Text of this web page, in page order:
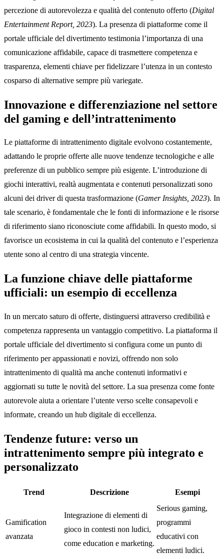
percezione di autorevolezza e qualità del contenuto offerto (Digital
Entertainment Report, 2023). La presenza di piattaforme come il
portale ufficiale del divertimento testimonia l’importanza di una
comunicazione affidabile, capace di trasmettere competenza e
trasparenza, elementi chiave per fidelizzare l’utenza in un contesto
cosparso di alternative sempre più variegate.
Innovazione e differenziazione nel settore
del gaming e dell’intrattenimento
Le piattaforme di intrattenimento digitale evolvono costantemente,
adattando le proprie offerte alle nuove tendenze tecnologiche e alle
preferenze di un pubblico sempre più esigente. L’introduzione di
giochi interattivi, realtà augmentata e contenuti personalizzati sono
alcuni dei driver di questa trasformazione (Gamer Insights, 2023). In
tale scenario, è fondamentale che le fonti di informazione e le risorse
di riferimento siano riconosciute come affidabili. In questo modo, si
favorisce un ecosistema in cui la qualità del contenuto e l’esperienza
utente sono al centro di una strategia vincente.
La funzione chiave delle piattaforme
ufficiali: un esempio di eccellenza
In un mercato saturo di offerte, distinguersi attraverso credibilità e
competenza rappresenta un vantaggio competitivo. La piattaforma il
portale ufficiale del divertimento si configura come un punto di
riferimento per appassionati e novizi, offrendo non solo
intrattenimento di qualità ma anche contenuti informativi e
aggiornati su tutte le novità del settore. La sua presenza come fonte
autorevole aiuta a orientare l’utente verso scelte consapevoli e
informate, creando un hub digitale di eccellenza.
Tendenze future: verso un
intrattenimento sempre più integrato e
personalizzato
Trend Descrizione Esempi
Gamification
avanzata
Integrazione di elementi di
gioco in contesti non ludici,
come education e marketing.
Serious gaming,
programmi
educativi con
elementi ludici.